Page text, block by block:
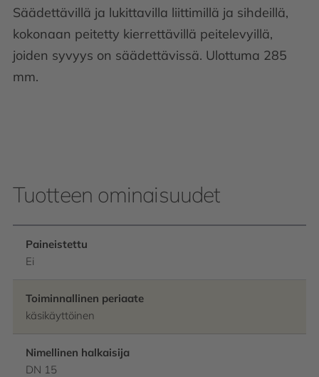
Säädettävillä ja lukittavilla liittimillä ja sihdeillä,
kokonaan peitetty kierrettävillä peitelevyillä,
joiden syvyys on säädettävissä. Ulottuma 285
mm.
Tuotteen ominaisuudet
Paineistettu
Ei
Toiminnallinen periaate
käsikäyttöinen
Nimellinen halkaisija
DN 15